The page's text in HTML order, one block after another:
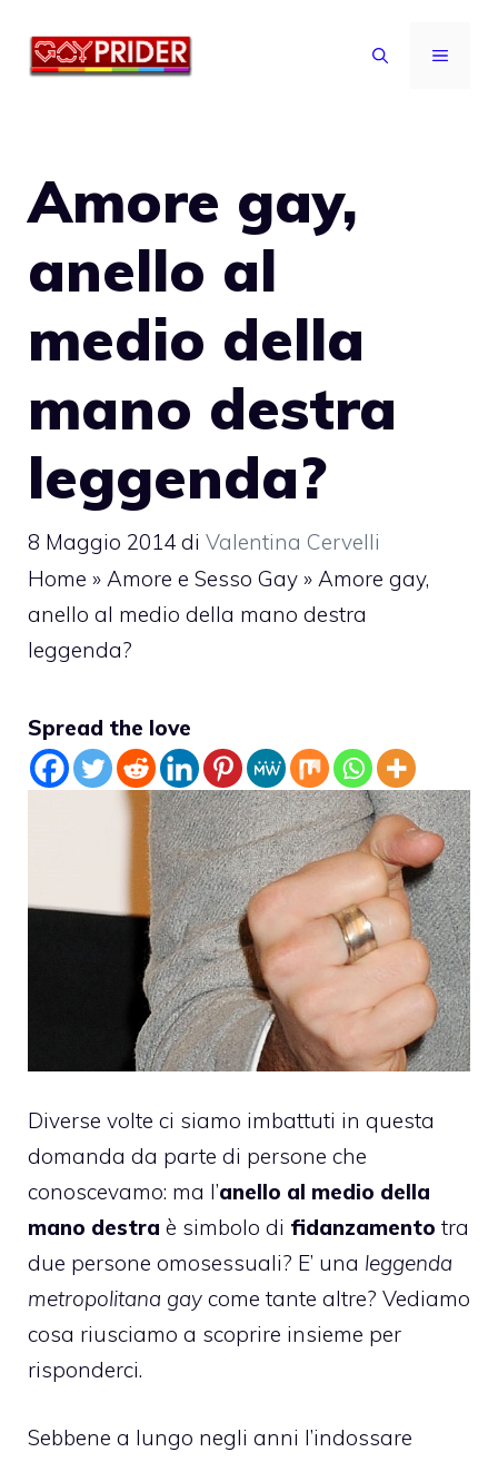
MENU
Amore gay,
anello al
medio della
mano destra
leggenda?
8 Maggio 2014 di Valentina Cervelli
Home » Amore e Sesso Gay » Amore gay,
anello al medio della mano destra
leggenda?
Spread the love
Diverse volte ci siamo imbattuti in questa
domanda da parte di persone che
conoscevamo: ma l’anello al medio della
mano destra è simbolo di fidanzamento tra
due persone omosessuali? E’ una leggenda
metropolitana gay come tante altre? Vediamo
cosa riusciamo a scoprire insieme per
risponderci.
Sebbene a lungo negli anni l’indossare